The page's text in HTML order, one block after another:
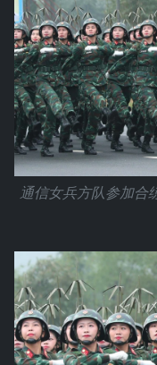
通信女兵方队参加合